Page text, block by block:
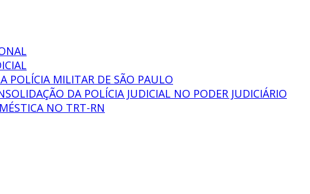
POLÍCIA MILITAR DE SÃO PAULO
DA POLÍCIA JUDICIAL NO PODER JUDICIÁRIO
NO TRT-RN